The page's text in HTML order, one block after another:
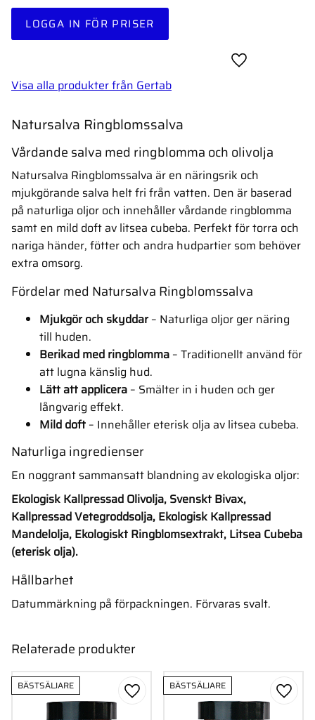
LOGGA IN FÖR PRISER
Lägg till i
Visa alla produkter från Gertab
Natursalva Ringblomssalva
Vårdande salva med ringblomma och olivolja
Natursalva Ringblomssalva är en näringsrik och
mjukgörande salva helt fri från vatten. Den är baserad
på naturliga oljor och innehåller vårdande ringblomma
samt en mild doft av litsea cubeba. Perfekt för torra och
nariga händer, fötter och andra hudpartier som behöver
extra omsorg.
Fördelar med Natursalva Ringblomssalva
Mjukgör och skyddar – Naturliga oljor ger näring
till huden.
Berikad med ringblomma – Traditionellt använd för
att lugna känslig hud.
Lätt att applicera – Smälter in i huden och ger
långvarig effekt.
Mild doft – Innehåller eterisk olja av litsea cubeba.
Naturliga ingredienser
En noggrant sammansatt blandning av ekologiska oljor:
Ekologisk Kallpressad Olivolja, Svenskt Bivax,
Kallpressad Vetegroddsolja, Ekologisk Kallpressad
Mandelolja, Ekologiskt Ringblomsextrakt, Litsea Cubeba
(eterisk olja).
Hållbarhet
Datummärkning på förpackningen. Förvaras svalt.
Relaterade produkter
BÄSTSÄLJARE
Lägg till i favoriter
BÄSTSÄLJARE
Lägg